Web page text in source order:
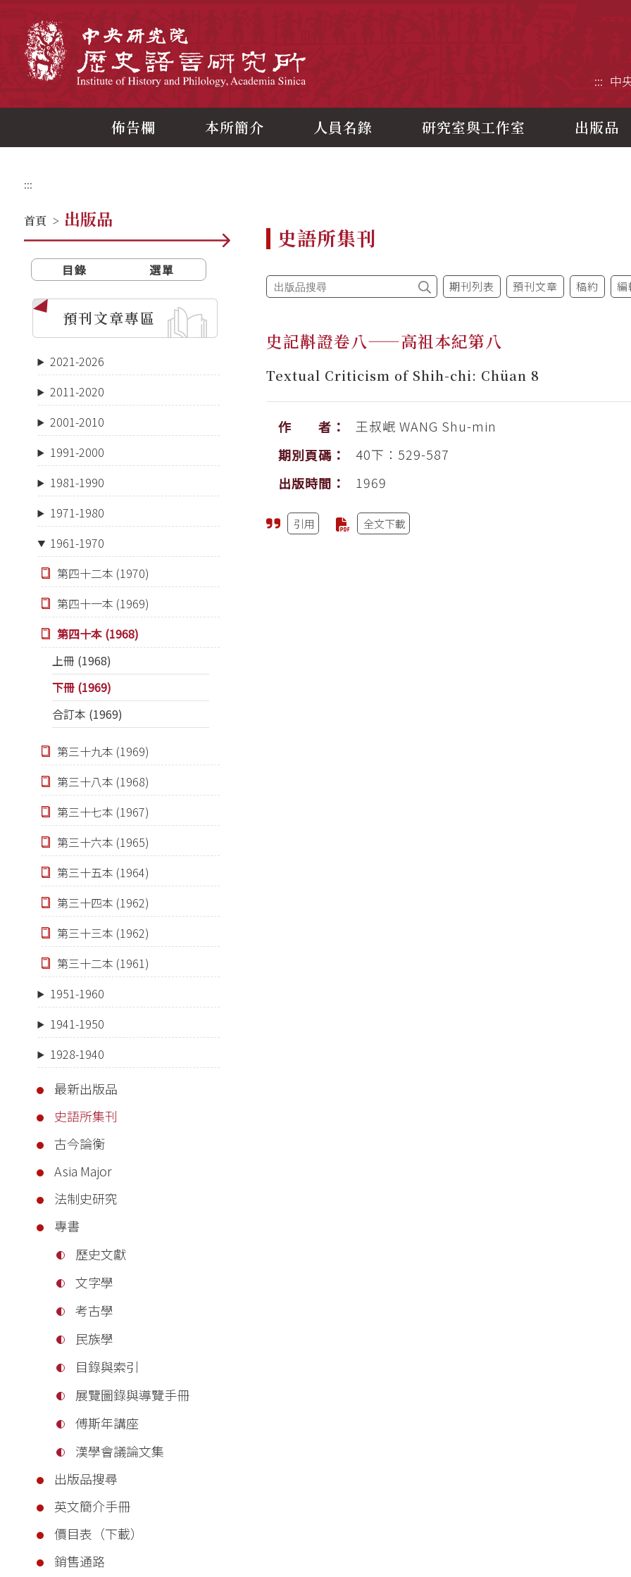
::: 中
佈告欄 本所簡介 人員名錄 研究室與工作室 出版品
:::
首頁 > 出版品
目錄 選單
預刊文章專區
2021-2026
2011-2020
2001-2010
1991-2000
1981-1990
1971-1980
1961-1970
第四十二本 (1970)
第四十一本 (1969)
第四十本 (1968)
上冊 (1968)
下冊 (1969)
合訂本 (1969)
第三十九本 (1969)
第三十八本 (1968)
第三十七本 (1967)
第三十六本 (1965)
第三十五本 (1964)
第三十四本 (1962)
第三十三本 (1962)
第三十二本 (1961)
1951-1960
1941-1950
1928-1940
最新出版品
史語所集刊
古今論衡
Asia Major
法制史研究
專書
歷史文獻
文字學
考古學
民族學
目錄與索引
展覽圖錄與導覽手冊
傅斯年講座
漢學會議論文集
出版品搜尋
英文簡介手冊
價目表（下載）
銷售通路
史語所集刊
期刊列表 預刊文章 稿約 編
史記斠證卷八——高祖本紀第八
Textual Criticism of Shih-chi: Chüan 8
作 者： 王叔岷WANG Shu-min
期別頁碼：
40下：529-587
出版時間：
1969
引用 全文下載